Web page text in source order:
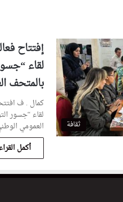
ثقافة
إفتتاح
لقاء
بالمتحف
كمال . ف
لقاء “جسور
العمومي
أكمل